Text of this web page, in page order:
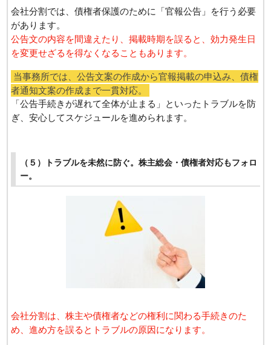
会社分割では、債権者保護のために「官報公告」を行う必要
があります。
公告文の内容を間違えたり、掲載時期を誤ると、効力発生日
を変更せざるを得なくなることもあります。
当事務所では、公告文案の作成から官報掲載の申込み、債権
者通知文案の作成まで一貫対応。
「公告手続きが遅れて全体が止まる」といったトラブルを防
ぎ、安心してスケジュールを進められます。
（５）トラブルを未然に防ぐ。株主総会・債権者対応もフォロ
ー。
会社分割は、株主や債権者などの権利に関わる手続きのた
め、進め方を誤るとトラブルの原因になります。